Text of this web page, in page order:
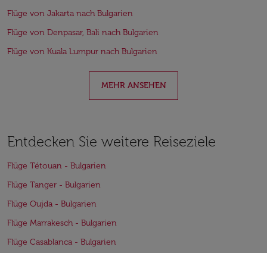
Flüge von Jakarta nach Bulgarien
Flüge von Denpasar, Bali nach Bulgarien
Flüge von Kuala Lumpur nach Bulgarien
MEHR ANSEHEN
Entdecken Sie weitere Reiseziele
Flüge Tétouan - Bulgarien
Flüge Tanger - Bulgarien
Flüge Oujda - Bulgarien
Flüge Marrakesch - Bulgarien
Flüge Casablanca - Bulgarien